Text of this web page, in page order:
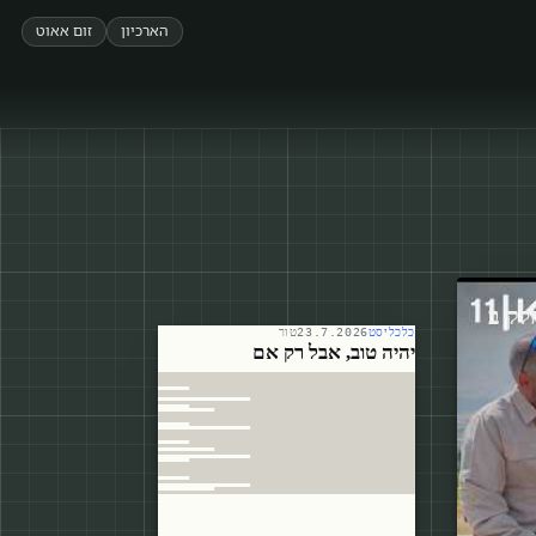
הארכיון זום אאוט
ב
כלכליסט23.7.2026טור
יהיה טוב, אבל רק אם